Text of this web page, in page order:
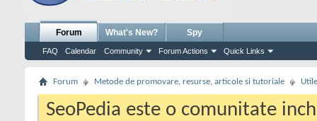
Forum
FAQ Calendar Community Forum Actions Quick Links
What's New? Spy
Forum Metode de promovare, resurse, articole si tutoriale Utile
SeoPedia este o comunitate